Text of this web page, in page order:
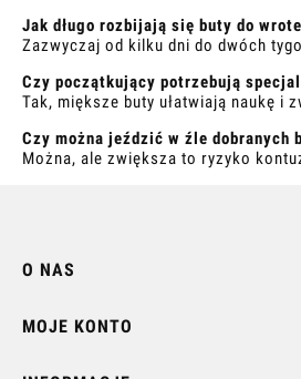
Jak długo rozbijają się buty do
Zazwyczaj od kilku dni do dwóch
Czy początkujący potrzebują
Tak, miększe buty ułatwiają naukę i
Czy można jeździć w źle dobranych
Można, ale zwiększa to ryzyko
O NAS
MOJE KONTO